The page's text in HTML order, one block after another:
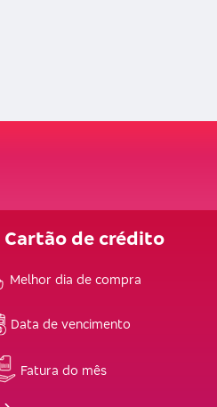
Cartão de crédito
Melhor dia de compra
Data de vencimento
Fatura do mês